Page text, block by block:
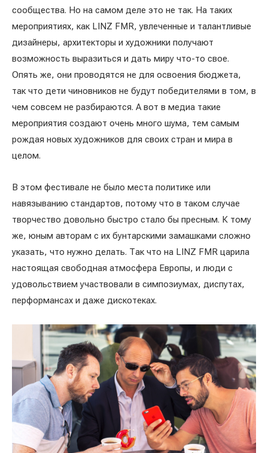
сообщества. Но на самом деле это не так. На таких
мероприятиях, как LINZ FMR, увлеченные и талантливые
дизайнеры, архитекторы и художники получают
возможность выразиться и дать миру что-то свое.
Опять же, они проводятся не для освоения бюджета,
так что дети чиновников не будут победителями в том, в
чем совсем не разбираются. А вот в медиа такие
мероприятия создают очень много шума, тем самым
рождая новых художников для своих стран и мира в
целом.
В этом фестивале не было места политике или
навязыванию стандартов, потому что в таком случае
творчество довольно быстро стало бы пресным. К тому
же, юным авторам с их бунтарскими замашками сложно
указать, что нужно делать. Так что на LINZ FMR царила
настоящая свободная атмосфера Европы, и люди с
удовольствием участвовали в симпозиумах, диспутах,
перформансах и даже дискотеках.